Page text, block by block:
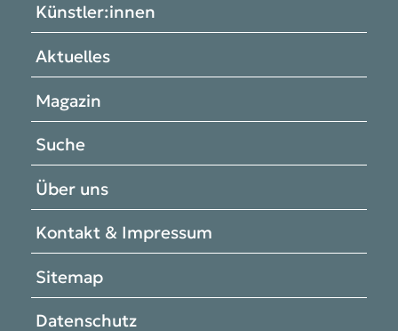
Künstler:innen
Aktuelles
Magazin
Suche
Über uns
Kontakt & Impressum
Sitemap
Datenschutz